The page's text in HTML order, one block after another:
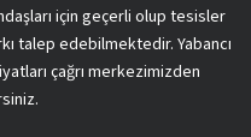
için geçerli olup tesisler
talep edebilmektedir. Yabancı
çağrı merkezimizden